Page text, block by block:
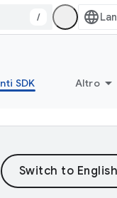
/
SDK Altro